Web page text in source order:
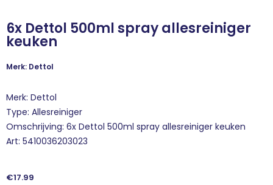
6x Dettol 500ml spray allesreiniger
keuken
Merk: Dettol
Merk: Dettol
Type: Allesreiniger
Omschrijving: 6x Dettol 500ml spray allesreiniger keuken
Art: 5410036203023
€17.99